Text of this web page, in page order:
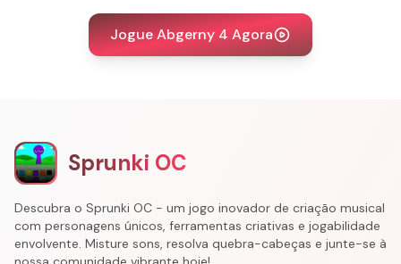
Jogue Abgerny 4 Agora
Sprunki OC
Descubra o Sprunki OC - um jogo inovador de criação musical
com personagens únicos, ferramentas criativas e jogabilidade
envolvente. Misture sons, resolva quebra-cabeças e junte-se à